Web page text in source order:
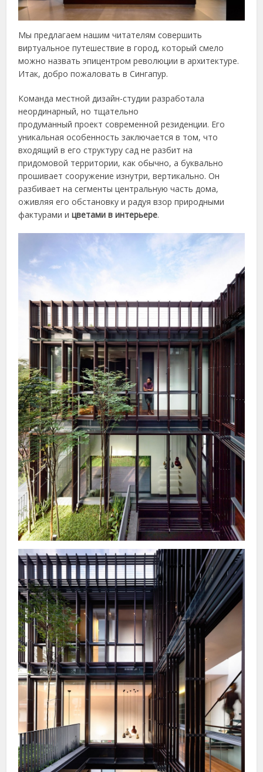
Мы предлагаем нашим читателям совершить
виртуальное путешествие в город, который смело
можно назвать эпицентром революции в архитектуре.
Итак, добро пожаловать в Сингапур.
Команда местной дизайн-студии разработала
неординарный, но тщательно
продуманный проект современной резиденции. Его
уникальная особенность заключается в том, что
входящий в его структуру сад не разбит на
придомовой территории, как обычно, а буквально
прошивает сооружение изнутри, вертикально. Он
разбивает на сегменты центральную часть дома,
оживляя его обстановку и радуя взор природными
фактурами ицветами в интерьере.